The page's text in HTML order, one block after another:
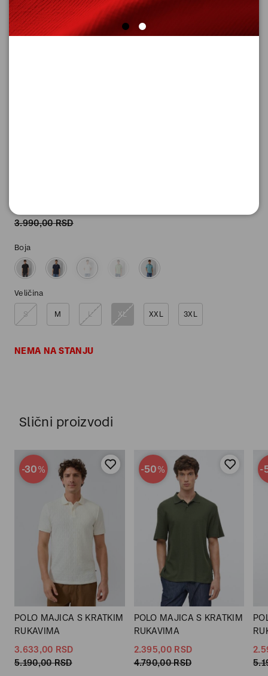
3.990,00 RSD
Boja
Veličina
S M L XL XXL 3XL
NEMA NA STANJU
Slični proizvodi
-30%
POLO MAJICA S KRATKIM
RUKAVIMA
3.633,00 RSD
5.190,00 RSD
-50%
POLO MAJICA S KRATKIM
RUKAVIMA
2.395,00 RSD
4.790,00 RSD
-